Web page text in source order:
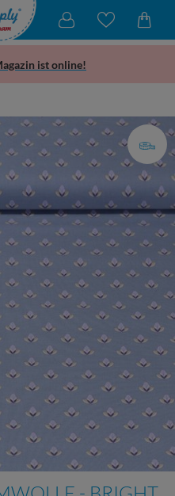
ist online!